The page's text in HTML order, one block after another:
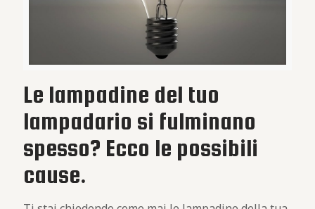
Le lampadine del tuo
lampadario si fulminano
spesso? Ecco le possibili
cause.